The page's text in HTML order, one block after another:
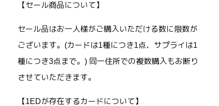
【セール商品について】
セール品はお一人様がご購入いただける数に限数が
ございます。(カードは1種につき1点、サプライは1
種につき3点まで。) 同一住所での複数購入もお断り
させていただきます。
【1EDが存在するカードについて】